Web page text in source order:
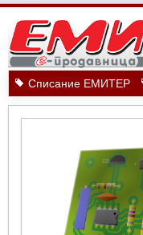
Списание ЕМИТЕР